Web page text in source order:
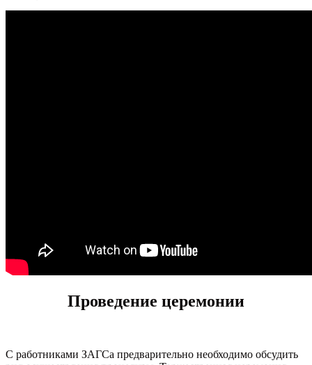
Проведение церемонии
С работниками ЗАГСа предварительно необходимо обсудить